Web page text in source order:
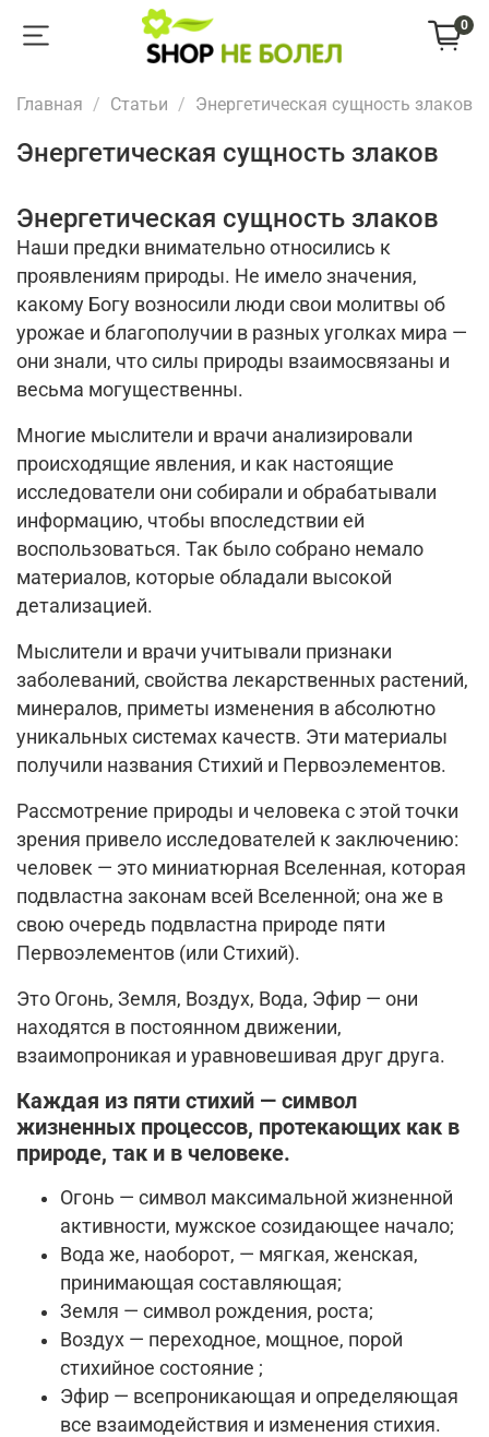
0
Главная Статьи Энергетическая сущность злаков
Энергетическая сущность злаков
Энергетическая сущность злаков
Наши предки внимательно относились к
проявлениям природы. Не имело значения,
какому Богу возносили люди свои молитвы об
урожае и благополучии в разных уголках мира —
они знали, что силы природы взаимосвязаны и
весьма могущественны.
Многие мыслители и врачи анализировали
происходящие явления, и как настоящие
исследователи они собирали и обрабатывали
информацию, чтобы впоследствии ей
воспользоваться. Так было собрано немало
материалов, которые обладали высокой
детализацией.
Мыслители и врачи учитывали признаки
заболеваний, свойства лекарственных растений,
минералов, приметы изменения в абсолютно
уникальных системах качеств. Эти материалы
получили названия Стихий и Первоэлементов.
Рассмотрение природы и человека с этой точки
зрения привело исследователей к заключению:
человек — это миниатюрная Вселенная, которая
подвластна законам всей Вселенной; она же в
свою очередь подвластна природе пяти
Первоэлементов (или Стихий).
Это Огонь, Земля, Воздух, Вода, Эфир — они
находятся в постоянном движении,
взаимопроникая и уравновешивая друг друга.
Каждая из пяти стихий — символ
жизненных процессов, протекающих как в
природе, так и в человеке.
Огонь — символ максимальной жизненной
активности, мужское созидающее начало;
Вода же, наоборот, — мягкая, женская,
принимающая составляющая;
Земля — символ рождения, роста;
Воздух — переходное, мощное, порой
стихийное состояние ;
Эфир — всепроникающая и определяющая
все взаимодействия и изменения стихия.